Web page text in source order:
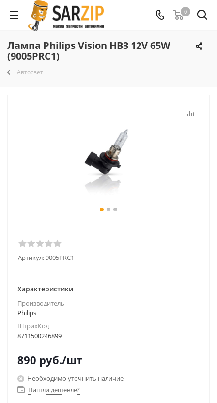
0
Лампа Philips Vision HB3 12V 65W
(9005PRC1)
Автосвет
Артикул:9005PRC1
Характеристики
Производитель
Philips
ШтрихКод
8711500246899
890 руб./шт
Необходимо уточнить наличие
Нашли дешевле?